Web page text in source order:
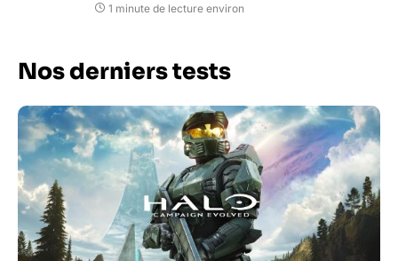
1 minute de lecture environ
Nos derniers tests